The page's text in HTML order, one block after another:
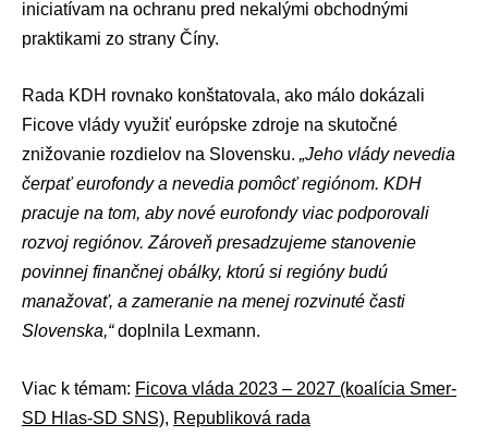
iniciatívam na ochranu pred nekalými obchodnými
praktikami zo strany Číny.
Rada KDH rovnako konštatovala, ako málo dokázali
Ficove vlády využiť európske zdroje na skutočné
znižovanie rozdielov na Slovensku. „Jeho vlády nevedia
čerpať eurofondy a nevedia pomôcť regiónom. KDH
pracuje na tom, aby nové eurofondy viac podporovali
rozvoj regiónov. Zároveň presadzujeme stanovenie
povinnej finančnej obálky, ktorú si regióny budú
manažovať, a zameranie na menej rozvinuté časti
Slovenska,“doplnila Lexmann.
Viac k témam: Ficova vláda 2023 – 2027 (koalícia Smer-
SD Hlas-SD SNS), Republiková rada